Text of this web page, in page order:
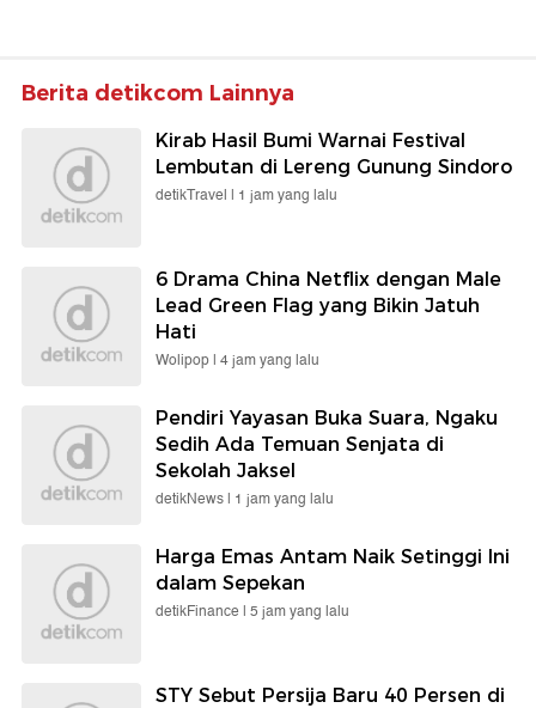
Berita detikcom Lainnya
Kirab Hasil Bumi Warnai Festival
Lembutan di Lereng Gunung Sindoro
detikTravel | 1 jam yang lalu
6 Drama China Netflix dengan Male
Lead Green Flag yang Bikin Jatuh
Hati
Wolipop | 4 jam yang lalu
Pendiri Yayasan Buka Suara, Ngaku
Sedih Ada Temuan Senjata di
Sekolah Jaksel
detikNews | 1 jam yang lalu
Harga Emas Antam Naik Setinggi Ini
dalam Sepekan
detikFinance | 5 jam yang lalu
STY Sebut Persija Baru 40 Persen di